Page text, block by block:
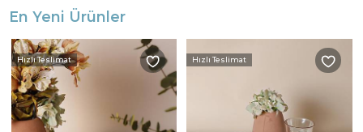
En Yeni Ürünler
Hızlı Teslimat Hızlı Teslimat